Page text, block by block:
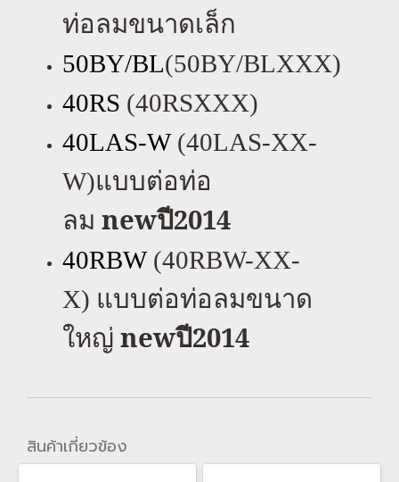
ท่อลมขนาดเล็ก
50BY/BL(50BY/BLXXX)
40RS (40RSXXX)
40LAS-W(40LAS-XX-
W)แบบต่อท่อ
ลม newปี2014
40RBW(40RBW-XX-
X) แบบต่อท่อลมขนาด
ใหญ่ newปี2014
สินค้าเกี่ยวข้อง